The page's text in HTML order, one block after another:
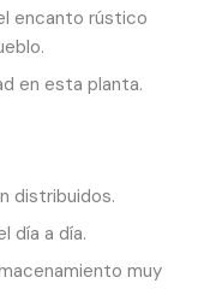
encanto rústico
en esta planta.
distribuidos.
día a día.
muy